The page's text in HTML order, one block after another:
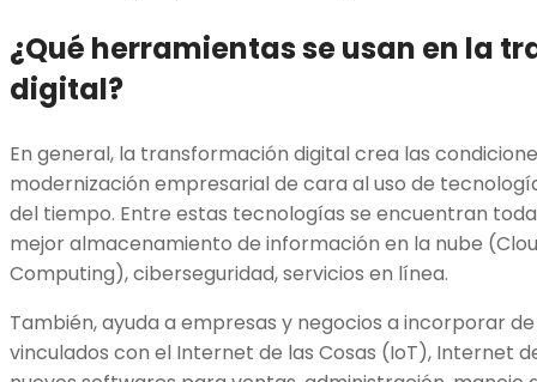
¿Qué herramientas se usan en la
digital?
En general, la transformación digital crea las
modernización empresarial de cara al uso de
del tiempo. Entre estas tecnologías se encuentran
mejor almacenamiento de información en la nube
Computing), ciberseguridad, servicios en línea.
También, ayuda a empresas y negocios a incorporar
vinculados con el Internet de las Cosas (IoT), Internet